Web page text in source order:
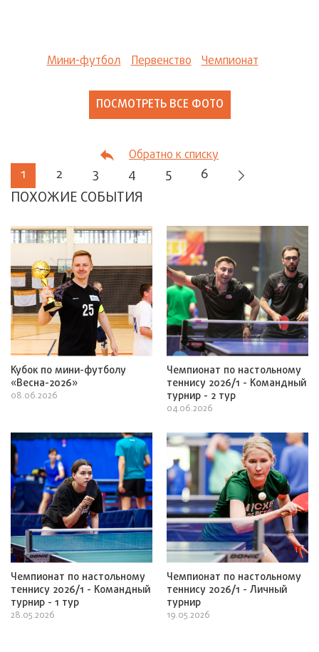
Мини-футбол Первенство Чемпионат
Обратно к списку
ПОСМОТРЕТЬ ВСЕ ФОТО
1 2 3 4 5 6
ПОХОЖИЕ СОБЫТИЯ
Кубок по мини-футболу
«Весна-2026»
08.06.2026
Чемпионат по настольному
теннису 2026/1 - Командный
турнир - 2 тур
04.06.2026
Чемпионат по настольному
теннису 2026/1 - Командный
турнир - 1 тур
28.05.2026
Чемпионат по настольному
теннису 2026/1 - Личный
турнир
19.05.2026